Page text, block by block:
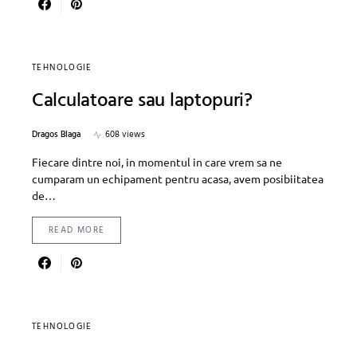
TEHNOLOGIE
Calculatoare sau laptopuri?
Dragos Blaga
608 views
Fiecare dintre noi, in momentul in care vrem sa ne
cumparam un echipament pentru acasa, avem posibiitatea
de…
READ MORE
TEHNOLOGIE